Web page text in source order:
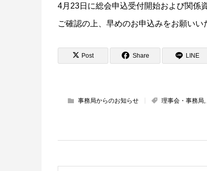
4月23日に総会申込受付開始および関係
ご確認の上、早めのお申込みをお願いい
Post Share LINE
事務局からのお知らせ 理事会・事務局,